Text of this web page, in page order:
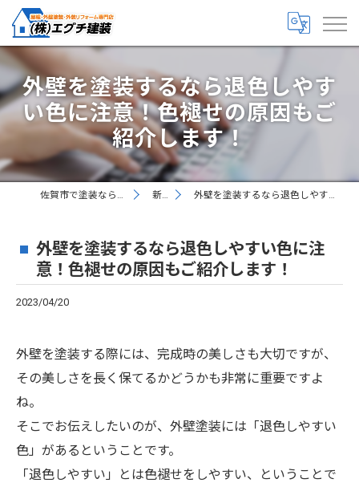
外壁を塗装するなら退色しやす
い色に注意！色褪せの原因もご
紹介します！
佐賀市で塗装なら丁寧な株式会社エグチ建装 新着情報 外壁を塗装するなら退色しやすい色に注意！色褪せの原因もご紹介します！
外壁を塗装するなら退色しやすい色に注
意！色褪せの原因もご紹介します！
2023/04/20
外壁を塗装する際には、完成時の美しさも大切ですが、
その美しさを長く保てるかどうかも非常に重要ですよ
ね。
そこでお伝えしたいのが、外壁塗装には「退色しやすい
色」があるということです。
「退色しやすい」とは色褪せをしやすい、ということで